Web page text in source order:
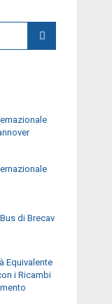
di Brecav
Equivalente
i Ricambi